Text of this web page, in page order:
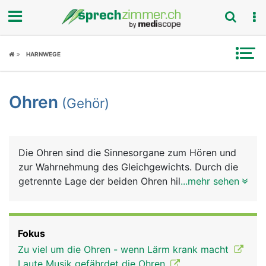
Fokus
Symptome
News
Rubriken
HARNWEGE
Ohren (Gehör)
Die Ohren sind die Sinnesorgane zum Hören und
zur Wahrnehmung des Gleichgewichts. Durch die
getrennte Lage der beiden Ohren hilft das Gehör
Ohrmuschel, die aus Haut, Knorpel und
Fettgewebe besteht - dient zur Aufnahme und
...mehr sehen
Fokus
Zu viel um die Ohren - wenn Lärm krank macht
Laute Musik gefährdet die Ohren